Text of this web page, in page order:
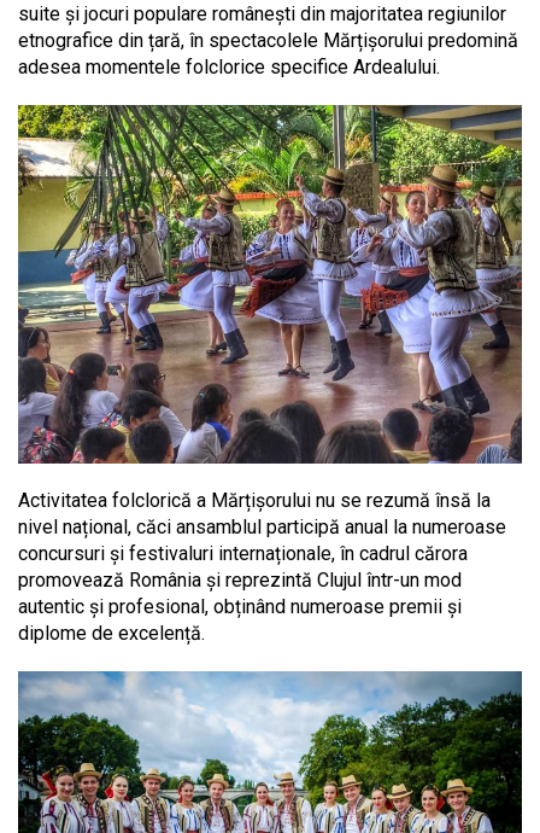
suite și jocuri populare românești din majoritatea regiunilor
etnografice din țară, în spectacolele Mărțișorului predomină
adesea momentele folclorice specifice Ardealului.
Activitatea folclorică a Mărțișorului nu se rezumă însă la
nivel național, căci ansamblul participă anual la numeroase
concursuri și festivaluri internaționale, în cadrul cărora
promovează România și reprezintă Clujul într-un mod
autentic și profesional, obținând numeroase premii și
diplome de excelență.